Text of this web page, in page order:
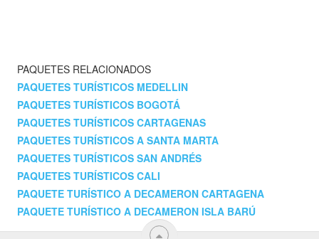
PAQUETES RELACIONADOS
PAQUETES TURÍSTICOS MEDELLIN
PAQUETES TURÍSTICOS BOGOTÁ
PAQUETES TURÍSTICOS CARTAGENAS
PAQUETES TURÍSTICOS A SANTA MARTA
PAQUETES TURÍSTICOS SAN ANDRÉS
PAQUETES TURÍSTICOS CALI
PAQUETE TURÍSTICO A DECAMERON CARTAGENA
PAQUETE TURÍSTICO A DECAMERON ISLA BARÚ